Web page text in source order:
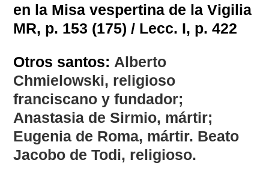
en la Misa vespertina de la Vigilia
MR, p. 153 (175) / Lecc. I, p. 422
Otros santos: Alberto
Chmielowski, religioso
franciscano y fundador;
Anastasia de Sirmio, mártir;
Eugenia de Roma, mártir. Beato
Jacobo de Todi, religioso.